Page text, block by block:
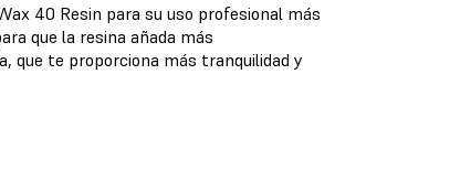
40 Resin para su uso profesional más
que la resina añada más
que te proporciona más tranquilidad y